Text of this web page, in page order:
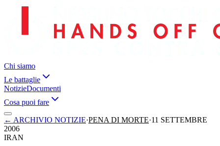
Chi siamo
Le battaglie
NotizieDocumenti
Cosa puoi fare
← ARCHIVIO NOTIZIE·PENA DI MORTE·11 SETTEMBRE
2006
IRAN